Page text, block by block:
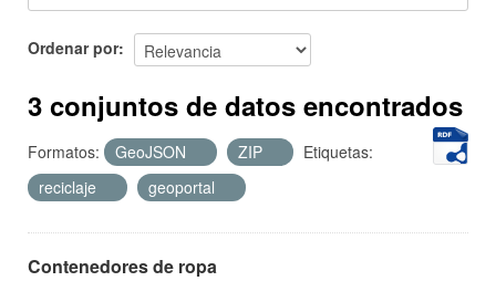
Acerca de
Ordenar por
3 conjuntos de datos encontrados
Formatos: GeoJSON ZIP
Etiquetas:
reciclaje
geoportal
Contenedores de ropa